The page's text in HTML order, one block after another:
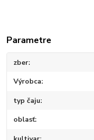
Parametre
zber
Výrobca
typ čaju
oblasť